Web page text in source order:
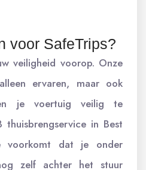
voor SafeTrips?
veiligheid voorop. Onze
ervaren, maar ook
je voertuig veilig te
thuisbrengservice in Best
dat je onder
zelf achter het stuur